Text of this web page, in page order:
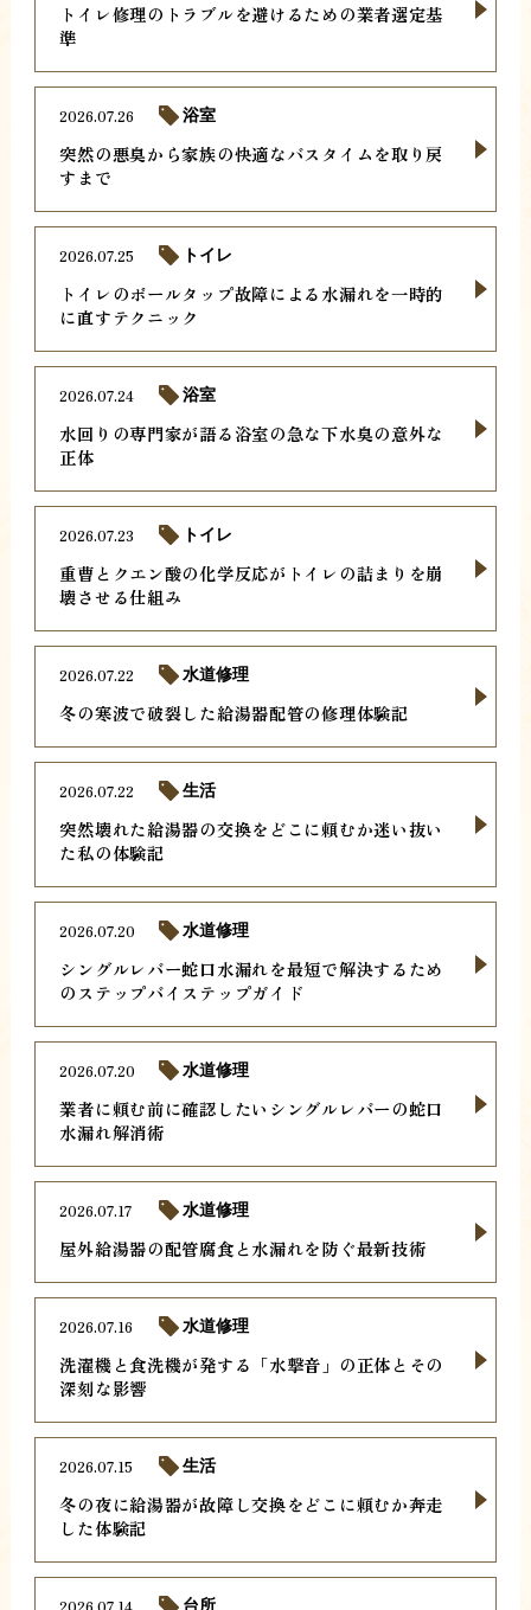
トイレ修理のトラブルを避けるための業者選定基
準
突然の悪臭から家族の快適なバスタイムを取り戻
すまで
2026.07.26 浴室
トイレのボールタップ故障による水漏れを一時的
に直すテクニック
2026.07.25 トイレ
水回りの専門家が語る浴室の急な下水臭の意外な
正体
2026.07.24 浴室
重曹とクエン酸の化学反応がトイレの詰まりを崩
壊させる仕組み
2026.07.23 トイレ
冬の寒波で破裂した給湯器配管の修理体験記
2026.07.22 水道修理
突然壊れた給湯器の交換をどこに頼むか迷い抜い
た私の体験記
2026.07.22 生活
シングルレバー蛇口水漏れを最短で解決するため
のステップバイステップガイド
2026.07.20 水道修理
業者に頼む前に確認したいシングルレバーの蛇口
水漏れ解消術
2026.07.20 水道修理
屋外給湯器の配管腐食と水漏れを防ぐ最新技術
2026.07.17 水道修理
洗濯機と食洗機が発する「水撃音」の正体とその
深刻な影響
2026.07.16 水道修理
冬の夜に給湯器が故障し交換をどこに頼むか奔走
した体験記
2026.07.15 生活
台所